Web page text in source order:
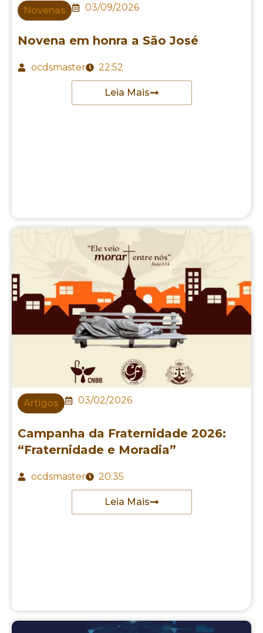
Novenas 03/09/2026
Novena em honra a São José
ocdsmaster 22:52
Leia Mais
Artigos 03/02/2026
Campanha da Fraternidade 2026:
“Fraternidade e Moradia”
ocdsmaster 20:35
Leia Mais